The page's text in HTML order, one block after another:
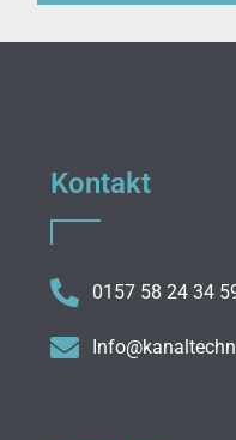
Kontakt
0157 58 24 34